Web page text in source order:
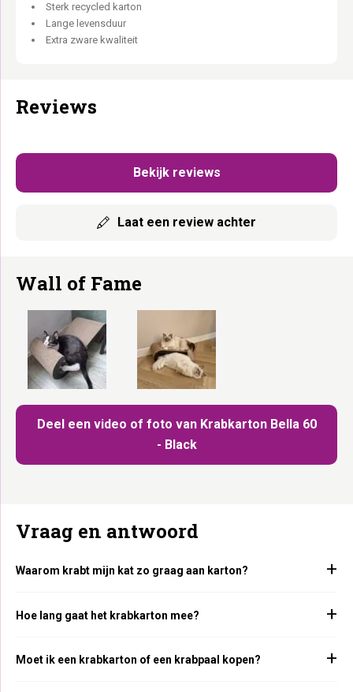
Sterk recycled karton
Lange levensduur
Extra zware kwaliteit
Reviews
Bekijk reviews
Laat een review achter
Wall of Fame
Deel een video of foto van Krabkarton Bella 60
- Black
Vraag en antwoord
Waarom krabt mijn kat zo graag aan karton?
Hoe lang gaat het krabkarton mee?
Moet ik een krabkarton of een krabpaal kopen?